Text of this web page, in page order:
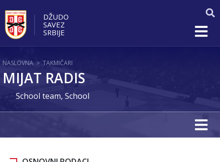
DŽUDO
SAVEZ
SRBIJE
NASLOVNA > TAKMIČARI
MIJAT RADIS
School team, School